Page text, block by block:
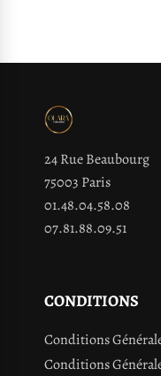
24 Rue Beaubourg
75003 Paris
01.48.04.58.08
07.81.88.09.51
CONDITIONS
Conditions
Conditions